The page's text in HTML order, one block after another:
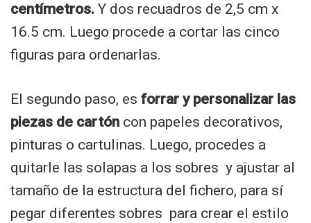
centímetros. Y dos recuadros de 2,5 cm x
16.5 cm. Luego procede a cortar las cinco
figuras para ordenarlas.
El segundo paso, es forrar y personalizar las
piezas de cartón con papeles decorativos,
pinturas o cartulinas. Luego, procedes a
quitarle las solapas a los sobres y ajustar al
tamaño de la estructura del fichero, para sí
pegar diferentes sobres para crear el estilo